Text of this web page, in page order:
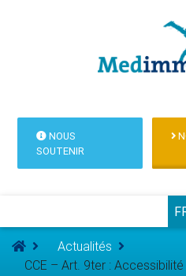
NOUS
SOUTENIR
Actualités
CCE – Art. 9ter :